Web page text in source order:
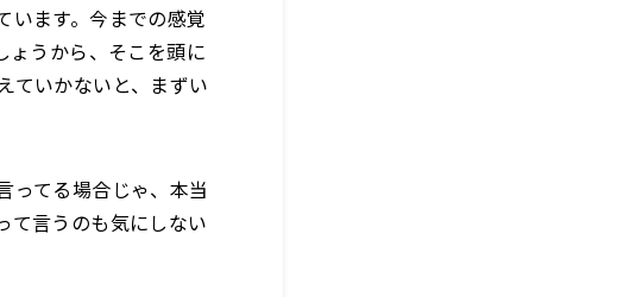
います。今までの感覚
ょうから、そこを頭に
ていかないと、まずい
ってる場合じゃ、本当
て言うのも気にしない